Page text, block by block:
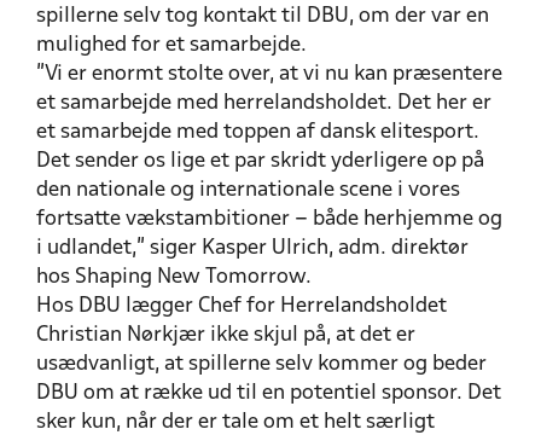
spillerne selv tog kontakt til DBU, om der var en
mulighed for et samarbejde.
”Vi er enormt stolte over, at vi nu kan præsentere
et samarbejde med herrelandsholdet. Det her er
et samarbejde med toppen af dansk elitesport.
Det sender os lige et par skridt yderligere op på
den nationale og internationale scene i vores
fortsatte vækstambitioner – både herhjemme og
i udlandet,” siger Kasper Ulrich, adm. direktør
hos Shaping New Tomorrow.
Hos DBU lægger Chef for Herrelandsholdet
Christian Nørkjær ikke skjul på, at det er
usædvanligt, at spillerne selv kommer og beder
DBU om at række ud til en potentiel sponsor. Det
sker kun, når der er tale om et helt særligt